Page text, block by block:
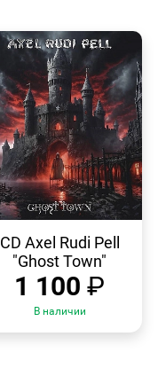
ПРОСМОТР
CD Axel Rudi Pell
"Ghost Town"
1 100 ₽
В наличии